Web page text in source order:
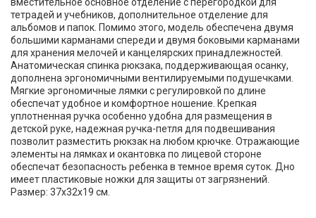
тетрадей и учебников, дополнительное отделение для
альбомов и папок. Помимо этого, модель обеспечена двумя
большими карманами спереди и двумя боковыми карманами
для хранения мелочей и канцелярских принадлежностей.
Анатомическая спинка рюкзака, поддерживающая осанку,
дополнена эргономичными вентилируемыми подушечками.
Мягкие эргономичные лямки с регулировкой по длине
обеспечат удобное и комфортное ношение. Крепкая
уплотненная ручка особенно удобна для размещения в
детской руке, надежная ручка-петля для подвешивания
позволит разместить рюкзак на любом крючке. Отражающие
элементы на лямках и окантовка по лицевой стороне
обеспечат безопасность ребенка в темное время суток. Дно
имеет пластиковые ножки для защиты от загрязнений.
Размер: 37х32х19 см.